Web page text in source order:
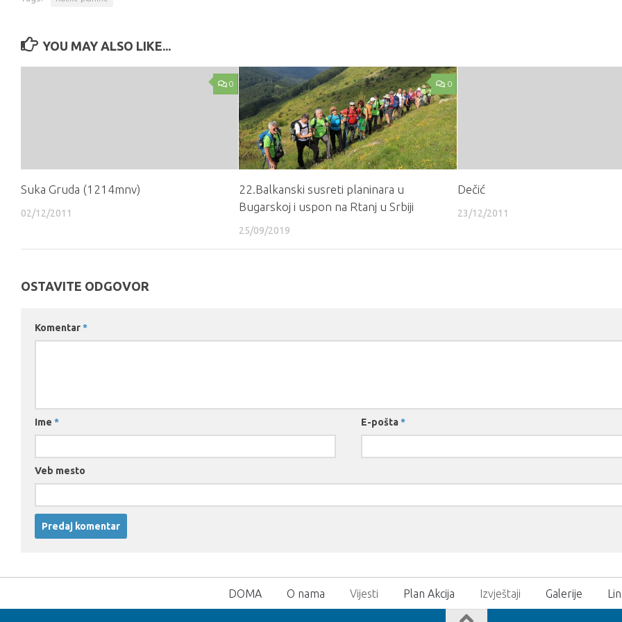
YOU MAY ALSO LIKE...
0
Suka Gruda (1214mnv)
02/12/2011
0
22.Balkanski susreti planinara u
Bugarskoj i uspon na Rtanj u Srbiji
25/09/2019
Dečić
23/12/2011
OSTAVITE ODGOVOR
Komentar*
Ime * E-pošta*
Veb mesto
DOMA O nama Vijesti Plan Akcija Izvještaji Galerije